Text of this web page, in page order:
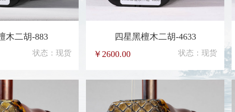
木二胡-883
状态：现货
四星黑檀木二胡-4633
￥2600.00
状态：现货